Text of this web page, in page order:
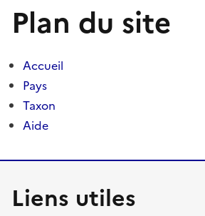
Plan du site
Accueil
Pays
Taxon
Aide
Liens utiles